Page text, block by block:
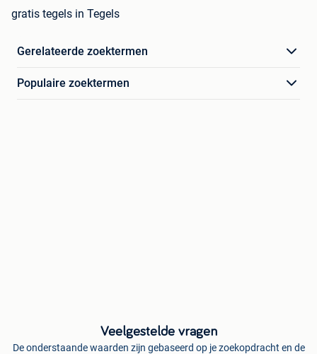
gratis tegels in Tegels
Gerelateerde zoektermen
Populaire zoektermen
Veelgestelde vragen
De onderstaande waarden zijn gebaseerd op je zoekopdracht en de